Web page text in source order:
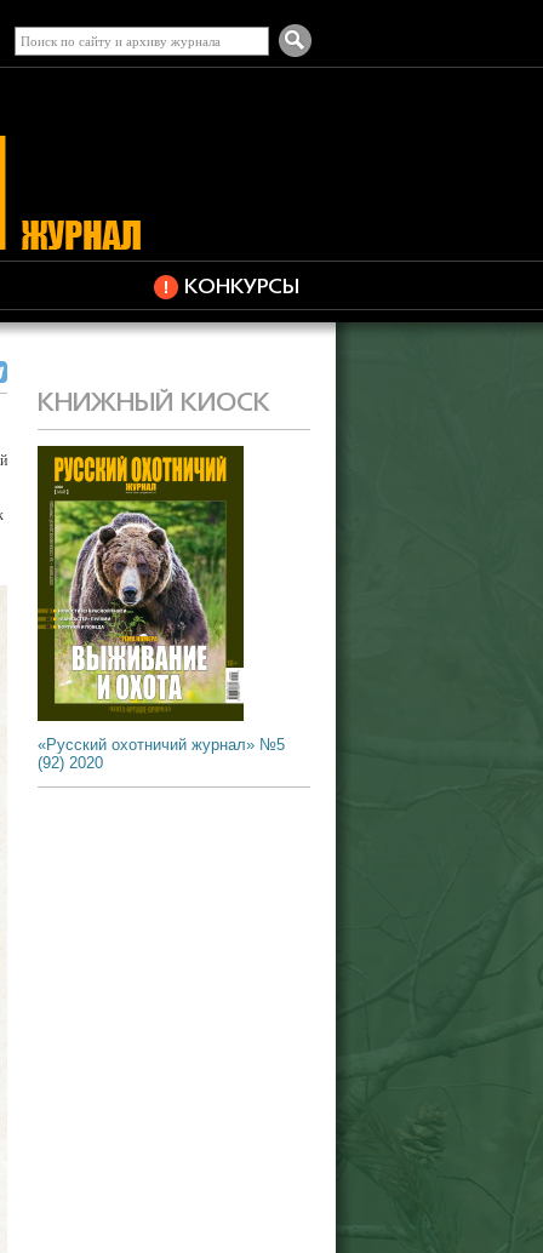
КОНКУРСЫ
КНИЖНЫЙ КИОСК
«Русский охотничий журнал» №5
(92) 2020